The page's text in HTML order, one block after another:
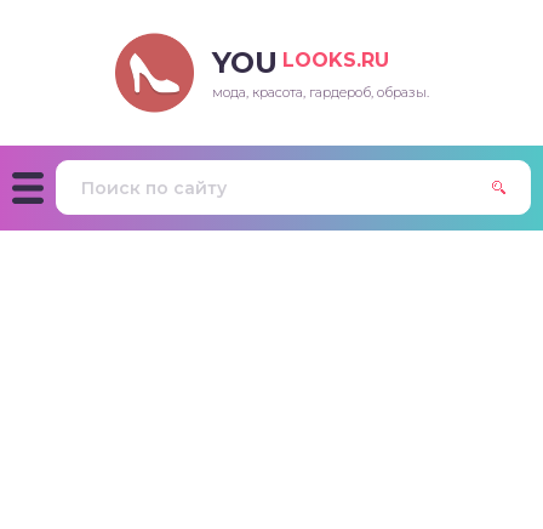
YOU LOOKS.RU
мода, красота, гардероб, образы.